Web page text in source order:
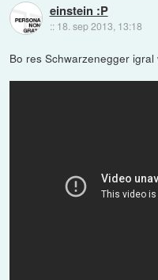
einstein :P
:: 18. sep 2013, 13:18
Bo res Schwarzenegger igral